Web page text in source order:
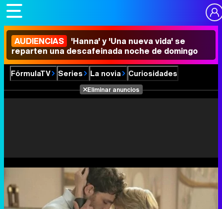
AUDIENCIAS 'Hanna' y 'Una nueva vida' se
reparten una descafeinada noche de domingo
FórmulaTV Series La novia Curiosidades
Eliminar anuncios